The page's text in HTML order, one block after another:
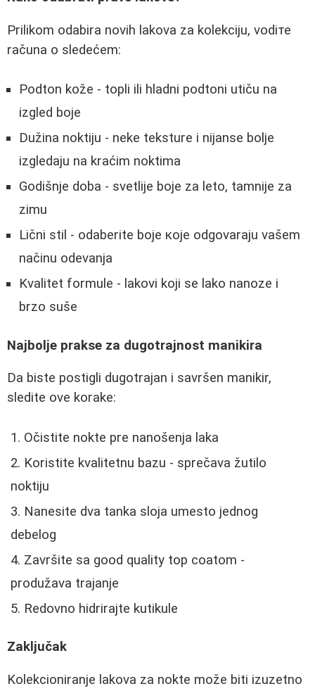
Prilikom odabira novih lakova za kolekciju, vodiте
računa о sledećem:
Podton kože - topli ili hladni podtoni utiču na
izgled boje
Dužina noktiju - neke teksture i nijanse bolje
izgledaju na kraćim noktima
Godišnje doba - svetlije boje za leto, tamnije za
zimu
Lični stil - odaberite boje које odgovaraju vašem
načinu odevanja
Kvalitet formule - lakovi koji se lako nanoze i
brzo suše
Najbolje prakse za dugotrajnost manikira
Da biste postigli dugotrajan i savršen manikir,
sledite ove korake:
Očistite nokte pre nanošenja laka
Koristite kvalitetnu bazu - sprečava žutilo
noktiju
Nanesite dva tanka sloja umesto jednog
debelog
Završite sa good quality top coatom -
produžava trajanje
Redovno hidrirajte kutikule
Zaključak
Kolekcioniranje lakova za nokte može biti izuzetno